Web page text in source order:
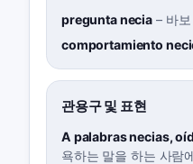
pregunta necia – 바
comportamiento
관용구 및 표현
A palabras necias,
욕하는 말을 하는 사람